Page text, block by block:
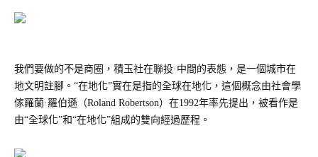
我們要做的不是商圈，積玉社在聯投·中間的表態，是一個城市在
地文明註腳。“在地化”實在是指的全球在地化，這個概念由社會學
傢羅蘭·羅伯遜（Roland Robertson）在1992年率先提出，被看作是
由“全球化”和“在地化”組成的雙向經過歷程。